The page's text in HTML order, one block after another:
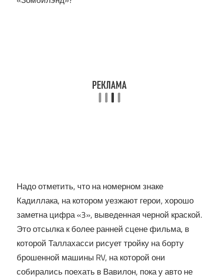
Надо отметить, что на номерном знаке
Кадиллака, на котором уезжают герои, хорошо
заметна цифра «3», выведенная черной краской.
Это отсылка к более ранней сцене фильма, в
которой Таллахасси рисует тройку на борту
брошенной машины RV, на которой они
собирались поехать в Вавилон, пока у авто не